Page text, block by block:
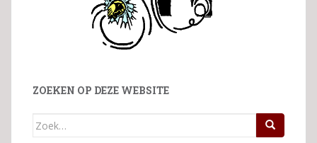
ZOEKEN OP DEZE WEBSITE
Zoek